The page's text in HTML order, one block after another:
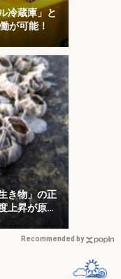
冷蔵庫」と
が可能！
き物」の正
上昇が原因
Recommended by